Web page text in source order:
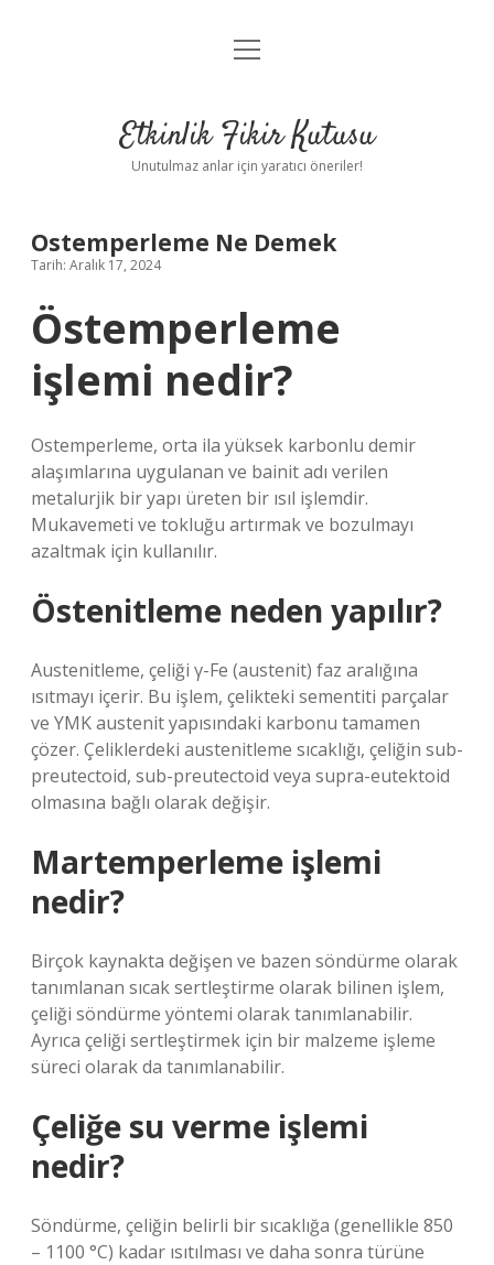
Anasayfa
Yasal Uyarı
menüyü
Etkinlik Fikir Kutusu
Unutulmaz anlar için yaratıcı öneriler!
Ostemperleme Ne Demek
Tarih: Aralık 17, 2024
Östemperleme
işlemi nedir?
Ostemperleme, orta ila yüksek karbonlu demir
alaşımlarına uygulanan ve bainit adı verilen
metalurjik bir yapı üreten bir ısıl işlemdir.
Mukavemeti ve tokluğu artırmak ve bozulmayı
azaltmak için kullanılır.
Östenitleme neden yapılır?
Austenitleme, çeliği γ-Fe (austenit) faz aralığına
ısıtmayı içerir. Bu işlem, çelikteki sementiti parçalar
ve YMK austenit yapısındaki karbonu tamamen
çözer. Çeliklerdeki austenitleme sıcaklığı, çeliğin sub-
preutectoid, sub-preutectoid veya supra-eutektoid
olmasına bağlı olarak değişir.
Martemperleme işlemi
nedir?
Birçok kaynakta değişen ve bazen söndürme olarak
tanımlanan sıcak sertleştirme olarak bilinen işlem,
çeliği söndürme yöntemi olarak tanımlanabilir.
Ayrıca çeliği sertleştirmek için bir malzeme işleme
süreci olarak da tanımlanabilir.
Çeliğe su verme işlemi
nedir?
Söndürme, çeliğin belirli bir sıcaklığa (genellikle 850
– 1100 °C) kadar ısıtılması ve daha sonra türüne